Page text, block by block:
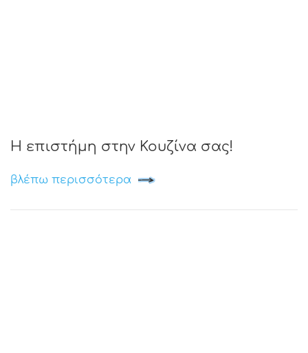
Η επιστήμη στην Κουζίνα σας!
βλέπω περισσότερα